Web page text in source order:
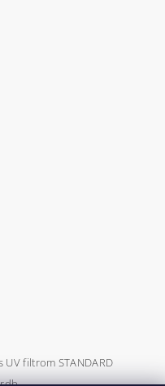
filtrom STANDARD